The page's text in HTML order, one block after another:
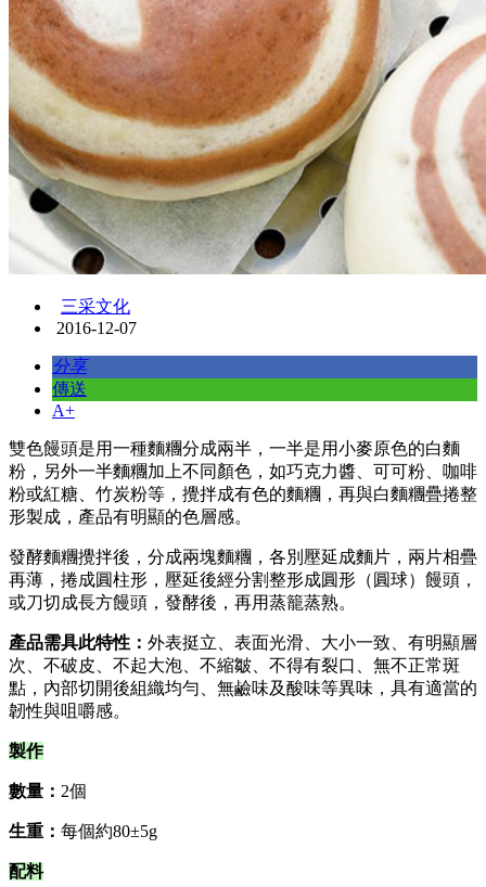
三采文化
2016-12-07
分享
傳送
A+
雙色饅頭是用一種麵糰分成兩半，一半是用小麥原色的白麵
粉，另外一半麵糰加上不同顏色，如巧克力醬、可可粉、咖啡
粉或紅糖、竹炭粉等，攪拌成有色的麵糰，再與白麵糰疊捲整
形製成，產品有明顯的色層感。
發酵麵糰攪拌後，分成兩塊麵糰，各別壓延成麵片，兩片相疊
再薄，捲成圓柱形，壓延後經分割整形成圓形（圓球）饅頭，
或刀切成長方饅頭，發酵後，再用蒸籠蒸熟。
產品需具此特性： 外表挺立、表面光滑、大小一致、有明顯層
次、不破皮、不起大泡、不縮皺、不得有裂口、無不正常斑
點，內部切開後組織均勻、無鹼味及酸味等異味，具有適當的
韌性與咀嚼感。
製作
數量： 2個
生重： 每個約80±5g
配料